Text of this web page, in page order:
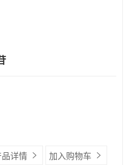
品详情 加入购物车